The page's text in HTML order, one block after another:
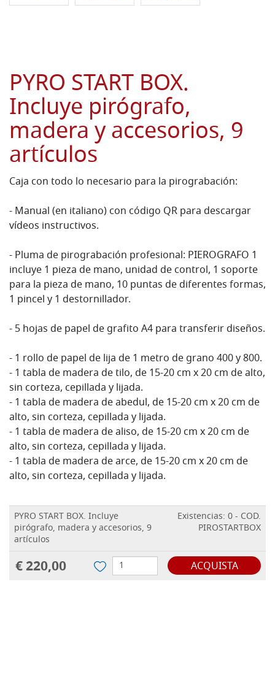
PYRO START BOX.
Incluye pirógrafo,
madera y accesorios, 9
artículos
Caja con todo lo necesario para la pirograbación:
- Manual (en italiano) con código QR para descargar
vídeos instructivos.
- Pluma de pirograbación profesional: PIEROGRAFO 1
incluye 1 pieza de mano, unidad de control, 1 soporte
para la pieza de mano, 10 puntas de diferentes formas,
1 pincel y 1 destornillador.
- 5 hojas de papel de grafito A4 para transferir diseños.
- 1 rollo de papel de lija de 1 metro de grano 400 y 800.
- 1 tabla de madera de tilo, de 15-20 cm x 20 cm de alto,
sin corteza, cepillada y lijada.
- 1 tabla de madera de abedul, de 15-20 cm x 20 cm de
alto, sin corteza, cepillada y lijada.
- 1 tabla de madera de aliso, de 15-20 cm x 20 cm de
alto, sin corteza, cepillada y lijada.
- 1 tabla de madera de arce, de 15-20 cm x 20 cm de
alto, sin corteza, cepillada y lijada.
PYRO START BOX. Incluye
pirógrafo, madera y accesorios, 9
artículos
Existencias: 0 - COD.
PIROSTARTBOX
€ 220,00 ACQUISTA